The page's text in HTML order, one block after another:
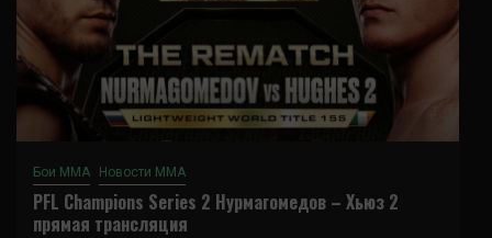
Бои ММА Новости ММА
PFL Champions Series 2 Нурмагомедов – Хьюз 2
прямая трансляция